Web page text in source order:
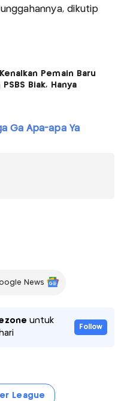
dikutip
Pemain Baru
Biak, Hanya
Ga Apa-apa Ya
News
untuk
Follow
League